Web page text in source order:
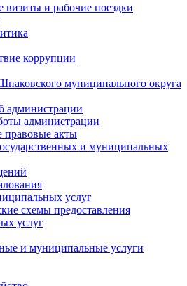
и рабочие поездки
коррупции
муниципального округа
администрации
администрации
акты
и муниципальных
услуг
схемы предоставления
услуг
и муниципальные услуги